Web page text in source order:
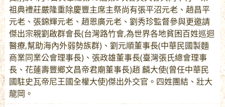
祖典禮莊嚴隆重除慶豐主席主祭尚有張平沼元老、趙昌平
元老、張錦輝元老、趙恩廣元老、劉秀珍監督參與更邀請
傑出宗親劉啟群會長(台灣路竹會,為世界各地貧困百姓巡迴
醫療,幫助海內外弱勢族群)、劉元順董事長(中華民國製麵
商業同業公會理事長)、張政雄董事長(臺灣張氏總會理事
長、花蓮壽豐鄉文昌帝君廟董事長)趙 麟大使(曾任中華民
國駐史瓦帝尼王國全權大使)傑出外交官。四姓團結、壯大
龍岡。